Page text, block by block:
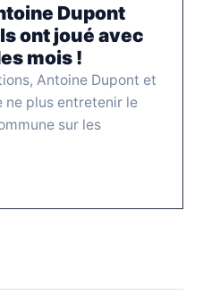
Dupont
ont joué avec
mois !
Antoine Dupont et
ne plus entretenir le
sur les